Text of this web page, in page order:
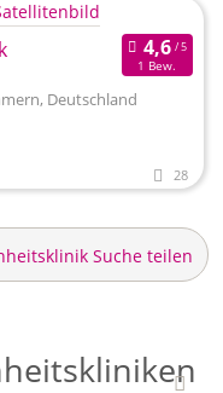
1 Bew.
Deutschland
28
Suche teilen